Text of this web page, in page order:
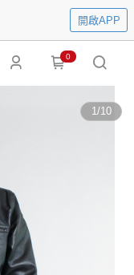
開啟APP
0
1/10